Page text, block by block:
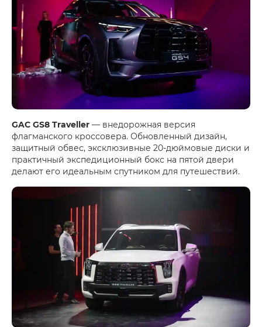
GAC GS8 Traveller — внедорожная версия
флагманского кроссовера. Обновленный дизайн,
защитный обвес, эксклюзивные 20-дюймовые диски и
практичный экспедиционный бокс на пятой двери
делают его идеальным спутником для путешествий.